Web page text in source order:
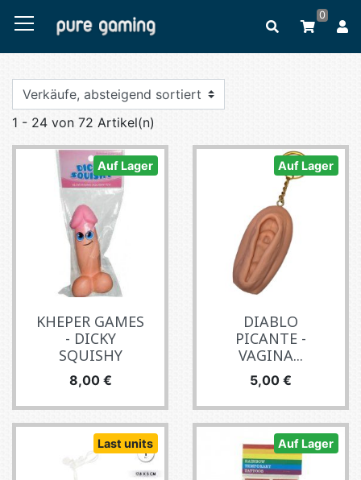
0
1 - 24 von 72 Artikel(n)
Auf Lager
KHEPER GAMES
- DICKY
SQUISHY
Preis
8,00 €
Auf Lager
DIABLO
PICANTE -
VAGINA...
Preis
5,00 €
Last units Auf Lager